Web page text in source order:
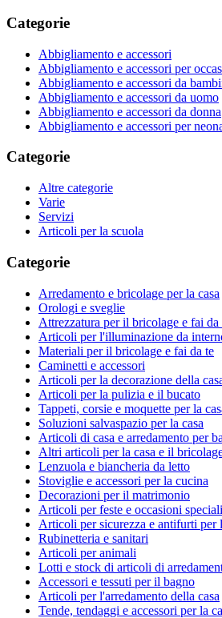
Categorie
Abbigliamento e accessori
Abbigliamento e accessori per
Abbigliamento e accessori da
Abbigliamento e accessori da uomo
Abbigliamento e accessori da donna
Abbigliamento e accessori per
Categorie
Altre categorie
Varie
Servizi
Articoli per la scuola
Categorie
Arredamento e bricolage per la casa
Orologi e sveglie
Attrezzatura per il bricolage e fai da
Articoli per l'illuminazione da
Materiali per il bricolage e fai da te
Caminetti e accessori
Articoli per la decorazione della
Articoli per la pulizia e il bucato
Tappeti, corsie e moquette per la
Soluzioni salvaspazio per la casa
Articoli di casa e arredamento per
Altri articoli per la casa e il
Lenzuola e biancheria da letto
Stoviglie e accessori per la cucina
Decorazioni per il matrimonio
Articoli per feste e occasioni speciali
Articoli per sicurezza e antifurti per
Rubinetteria e sanitari
Articoli per animali
Lotti e stock di articoli di
Accessori e tessuti per il bagno
Articoli per l'arredamento della casa
Tende, tendaggi e accessori per la